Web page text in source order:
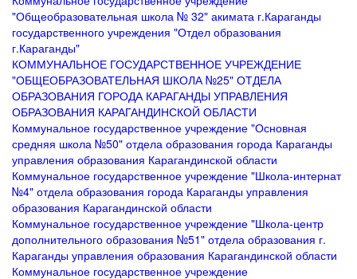
"Общеобразовательная школа № 32" акимата г.Караганды
государственного учреждения "Отдел образования
г.Караганды"
КОММУНАЛЬНОЕ ГОСУДАРСТВЕННОЕ УЧРЕЖДЕНИЕ
"ОБЩЕОБРАЗОВАТЕЛЬНАЯ ШКОЛА №25" ОТДЕЛА
ОБРАЗОВАНИЯ ГОРОДА КАРАГАНДЫ УПРАВЛЕНИЯ
ОБРАЗОВАНИЯ КАРАГАНДИНСКОЙ ОБЛАСТИ
Коммунальное государственное учреждение "Основная
средняя школа №50" отдела образования города Караганды
управления образования Карагандинской области
Коммунальное государственное учреждение "Школа-интернат
№4" отдела образования города Караганды управления
образования Карагандинской области
Коммунальное государственное учреждение "Школа-центр
дополнительного образования №51" отдела образования г.
Караганды управления образования Карагандинской области
Коммунальное государственное учреждение